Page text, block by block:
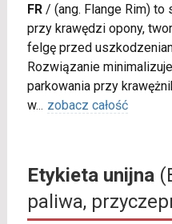
FR/ (ang. Flange Rim) to
przy krawędzi opony,
felgę przed
Rozwiązanie
parkowania przy
w... zobacz całość
Etykieta unijna
paliwa,